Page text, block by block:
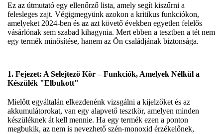
Ez az útmutató egy ellenőrző lista, amely segít kiszűrni a
felesleges zajt. Végigmegyünk azokon a kritikus funkciókon,
amelyeket 2024-ben és az azt követő években egyetlen felelős
vásárlónak sem szabad kihagynia. Mert ebben a tesztben a tét nem
egy termék minősítése, hanem az Ön családjának biztonsága.
1. Fejezet: A Selejtező Kör – Funkciók, Amelyek Nélkül a
Készülék "Elbukott"
Mielőtt egyáltalán elkezdenénk vizsgálni a kijelzőket és az
akkumulátorokat, van egy alapvető tesztkör, amelyen minden
készüléknek át kell mennie. Ha egy termék ezen a ponton
megbukik, az nem is nevezhető szén-monoxid érzékelőnek,